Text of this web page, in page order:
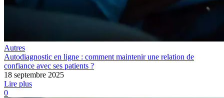
Autres
Autodiagnostic en ligne : comment maintenir une relation de
confiance avec ses patients ?
18 septembre 2025
Lire plus
0